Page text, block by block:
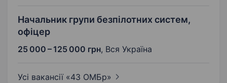
Начальник групи безпілотних систем,
офіцер
25 000 – 125 000 грн, Вся Україна
Усі вакансії «43 ОМБр»